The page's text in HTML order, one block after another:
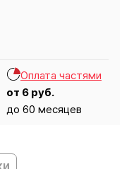
Оплата частями
от 6 руб.
до 60 месяцев